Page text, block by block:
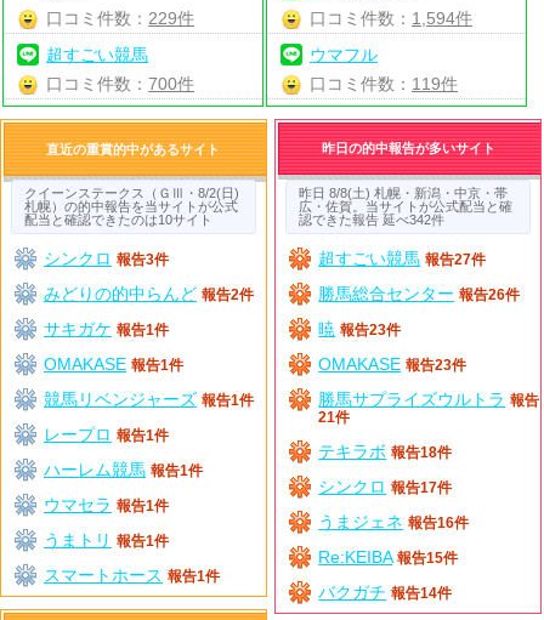
口コミ件数： 229件
超すごい競馬
口コミ件数：700件
口コミ件数： 1,594件
ウマフル
口コミ件数： 119件
直近の重賞的中があるサイト
クイーンステークス（ＧⅢ・8/2(日)
札幌）の的中報告を当サイトが公式
配当と確認できたのは10サイト
シンクロ 報告3件
みどりの的中らんど 報告2件
サキガケ 報告1件
OMAKASE 報告1件
競馬リベンジャーズ 報告1件
レープロ 報告1件
ハーレム競馬 報告1件
ウマセラ 報告1件
うまトリ 報告1件
スマートホース 報告1件
昨日の的中報告が多いサイト
昨日 8/8(土) 札幌・新潟・中京・帯
広・佐賀。当サイトが公式配当と確
認できた報告 延べ342件
超すごい競馬 報告27件
勝馬総合センター 報告26件
暁 報告23件
OMAKASE 報告23件
勝馬サプライズウルトラ 報告
21件
テキラボ 報告18件
シンクロ 報告17件
うまジェネ 報告16件
Re:KEIBA 報告15件
バクガチ 報告14件